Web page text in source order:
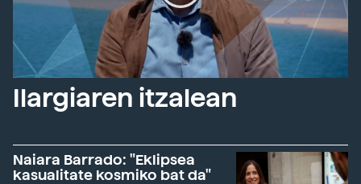
Ilargiaren itzalean
Naiara Barrado: "Eklipsea
kasualitate kosmiko bat da"